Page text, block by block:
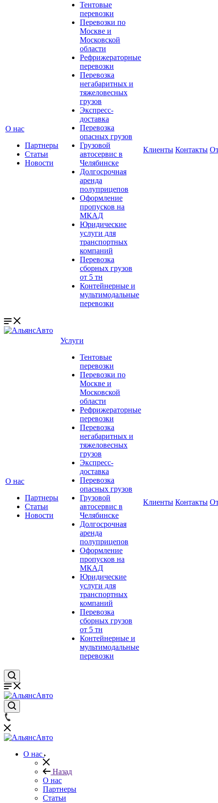
О нас
Партнеры
Статьи
Новости
Тентовые
перевозки
Перевозки по
Москве и
Московской
области
Рефрижераторные
перевозки
Перевозка
негабаритных и
тяжеловесных
грузов
Экспресс-
доставка
Перевозка
опасных грузов
Грузовой
автосервис в
Челябинске
Долгосрочная
аренда
полуприцепов
Оформление
пропусков на
МКАД
Юридические
услуги для
транспортных
компаний
Перевозка
сборных грузов
от 5 тн
Контейнерные и
мультимодальные
перевозки
Клиенты Контакты
О нас
Партнеры
Статьи
Новости
Услуги
Тентовые
перевозки
Перевозки по
Москве и
Московской
области
Рефрижераторные
перевозки
Перевозка
негабаритных и
тяжеловесных
грузов
Экспресс-
доставка
Перевозка
опасных грузов
Грузовой
автосервис в
Челябинске
Долгосрочная
аренда
полуприцепов
Оформление
пропусков на
МКАД
Юридические
услуги для
транспортных
компаний
Перевозка
сборных грузов
от 5 тн
Контейнерные и
мультимодальные
перевозки
Клиенты Контакты
О нас
Назад
О нас
Партнеры
Статьи